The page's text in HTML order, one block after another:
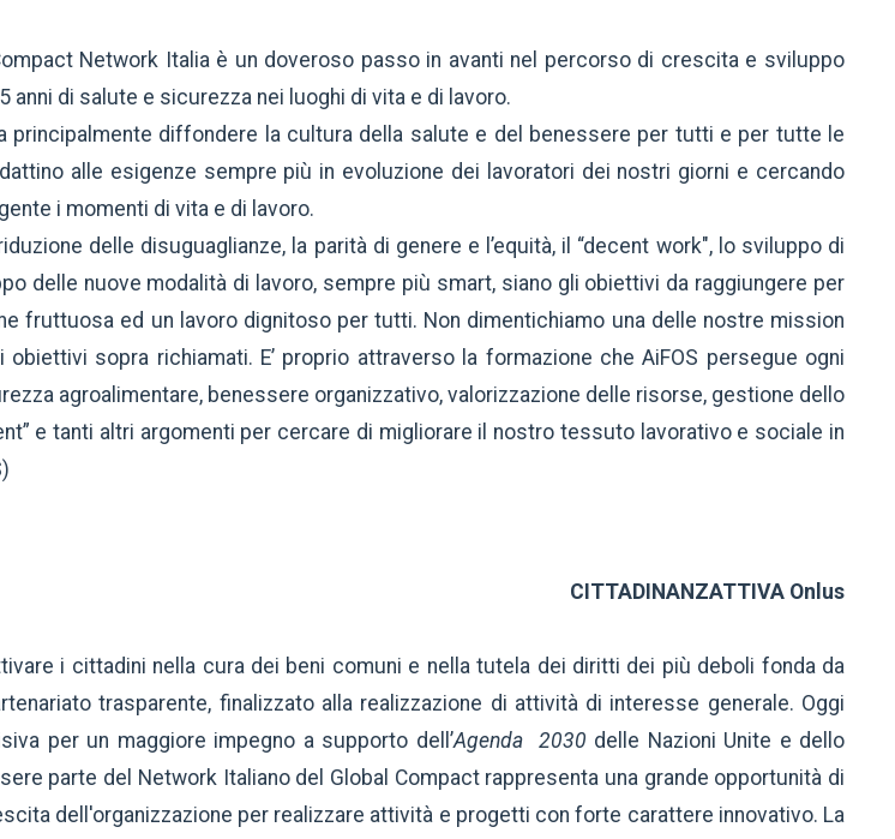
Network Italia è un doveroso passo in avanti nel percorso di crescita e sviluppo
di salute e sicurezza nei luoghi di vita e di lavoro.
principalmente diffondere la cultura della salute e del benessere per tutti e per tutte le
alle esigenze sempre più in evoluzione dei lavoratori dei nostri giorni e cercando
i momenti di vita e di lavoro.
delle disuguaglianze, la parità di genere e l’equità, il “decent work", lo sviluppo di
delle nuove modalità di lavoro, sempre più smart, siano gli obiettivi da raggiungere per
fruttuosa ed un lavoro dignitoso per tutti. Non dimentichiamo una delle nostre mission
sopra richiamati. E’ proprio attraverso la formazione che AiFOS persegue ogni
agroalimentare, benessere organizzativo, valorizzazione delle risorse, gestione dello
e tanti altri argomenti per cercare di migliorare il nostro tessuto lavorativo e sociale in
CITTADINANZATTIVA Onlus
i cittadini nella cura dei beni comuni e nella tutela dei diritti dei più deboli fonda da
trasparente, finalizzato alla realizzazione di attività di interesse generale. Oggi
per un maggiore impegno a supporto dell’Agenda 2030 delle Nazioni Unite e dello
sere parte del Network Italiano del Global Compact rappresenta una grande opportunità di
dell'organizzazione per realizzare attività e progetti con forte carattere innovativo. La